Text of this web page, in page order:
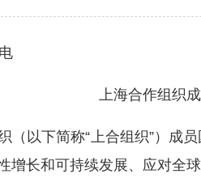
上海合作组织成
以下简称“上合组织”）成员
增长和可持续发展、应对全球